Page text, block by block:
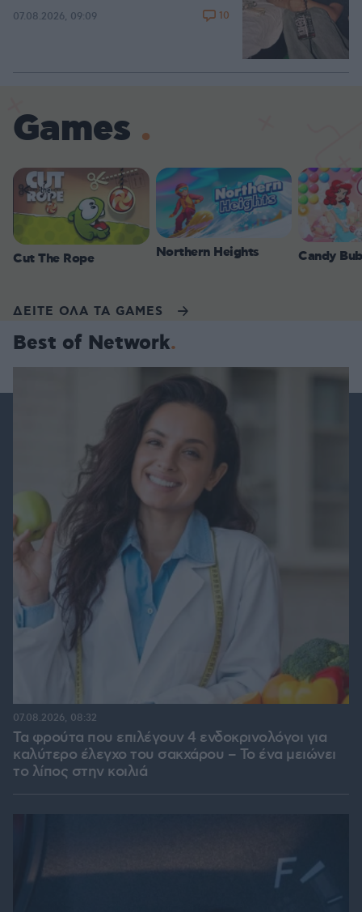
07.08.2026, 09:09 10
Games
Cut The Rope Northern Heights Candy
ΔΕΙΤΕ ΟΛΑ ΤΑ GAMES
Best of Network
Τα φρούτα που επιλέγουν 4 ενδοκρινολόγοι για
καλύτερο έλεγχο του σακχάρου – Το ένα μειώνει
το λίπος στην κοιλιά
07.08.2026, 08:32